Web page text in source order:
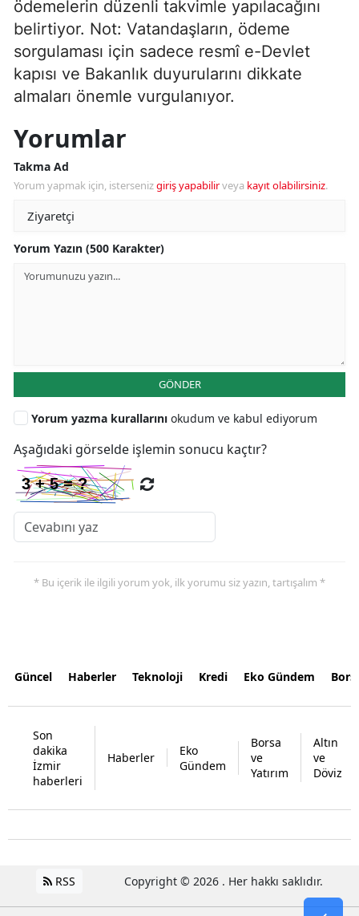
ödemelerin düzenli takvimle yapılacağını
belirtiyor. Not: Vatandaşların, ödeme
sorgulaması için sadece resmî e-Devlet
kapısı ve Bakanlık duyurularını dikkate
almaları önemle vurgulanıyor.
Yorumlar
Takma Ad
Yorum yapmak için, istersenizgiriş yapabilirveya kayıt olabilirsiniz.
Yorum Yazın (500 Karakter)
GÖNDER
Yorum yazma kurallarını okudum ve kabul ediyorum
Aşağıdaki görselde işlemin sonucu kaçtır?
* Bu içerik ile ilgili yorum yok, ilk yorumu siz yazın, tartışalım *
Güncel Haberler Teknoloji Kredi Eko Gündem
Son
dakika
İzmir
haberleri
Haberler
Eko
Gündem
Borsa
ve
Yatırım
Altın
ve
Döviz
RSS Copyright © 2026 . Her hakkı saklıdır.